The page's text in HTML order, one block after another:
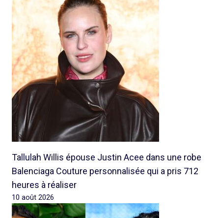
Tallulah Willis épouse Justin Acee dans une robe
Balenciaga Couture personnalisée qui a pris 712
heures à réaliser
10 août 2026